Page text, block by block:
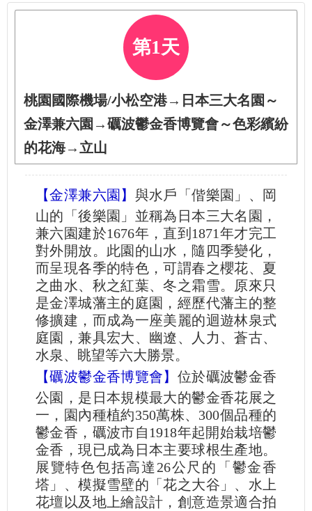
第1天
桃園國際機場/小松空港→日本三大名園～
金澤兼六園→礪波鬱金香博覽會～色彩繽紛
的花海→立山
【金澤兼六園】 與水戶「偕樂園」、岡
山的「後樂園」並稱為日本三大名園，
兼六園建於1676年，直到1871年才完工
對外開放。此園的山水，隨四季變化，
而呈現各季的特色，可謂春之櫻花、夏
之曲水、秋之紅葉、冬之霜雪。原來只
是金澤城藩主的庭園，經歷代藩主的整
修擴建，而成為一座美麗的迴遊林泉式
庭園，兼具宏大、幽遼、人力、蒼古、
水泉、眺望等六大勝景。
【礪波鬱金香博覽會】 位於礪波鬱金香
公園，是日本規模最大的鬱金香花展之
一，園內種植約350萬株、300個品種的
鬱金香，礪波市自1918年起開始栽培鬱
金香，現已成為日本主要球根生產地。
展覽特色包括高達26公尺的「鬱金香
塔」、模擬雪壁的「花之大谷」、水上
花壇以及地上繪設計，創意造景適合拍